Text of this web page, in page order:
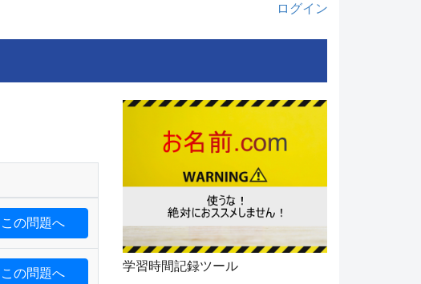
ログイン
この問題へ
この問題へ
学習時間記録ツール